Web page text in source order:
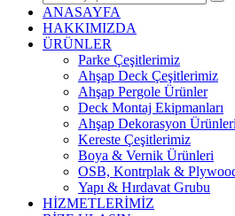
ANASAYFA
HAKKIMIZDA
ÜRÜNLER
Parke Çeşitlerimiz
Ahşap Deck Çeşitlerimiz
Ahşap Pergole Ürünler
Deck Montaj Ekipmanları
Ahşap Dekorasyon Ürünleri
Kereste Çeşitlerimiz
Boya & Vernik Ürünleri
OSB, Kontrplak &
Yapı & Hırdavat Grubu
HİZMETLERİMİZ